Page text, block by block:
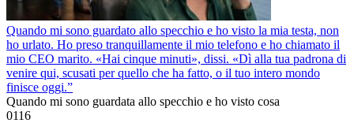
Quando mi sono guardato allo specchio e ho visto la mia testa, non
ho urlato. Ho preso tranquillamente il mio telefono e ho chiamato il
mio CEO marito. «Hai cinque minuti», dissi. «Dì alla tua padrona di
venire qui, scusati per quello che ha fatto, o il tuo intero mondo
finisce oggi.”
Quando mi sono guardata allo specchio e ho visto cosa
0116